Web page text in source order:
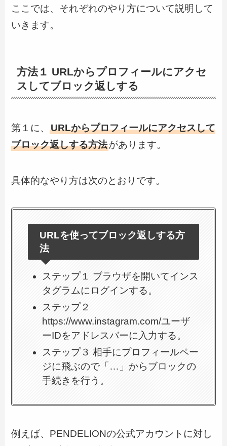
ここでは、それぞれのやり方について説明して
いきます。
方法１ URLからプロフィールにアクセ
スしてブロック返しする
第１に、URLからプロフィールにアクセスして
ブロック返しする方法があります。
具体的なやり方は次のとおりです。
URLを使ってブロック返しする方
法
ステップ１ ブラウザを開いてインス
タグラムにログインする。
ステップ２
https://www.instagram.com/ユーザ
ーIDをアドレスバーに入力する。
ステップ３ 相手にプロフィールペー
ジに飛ぶので「…」からブロックの
手続きを行う。
例えば、PENDELIONの公式アカウントに対し